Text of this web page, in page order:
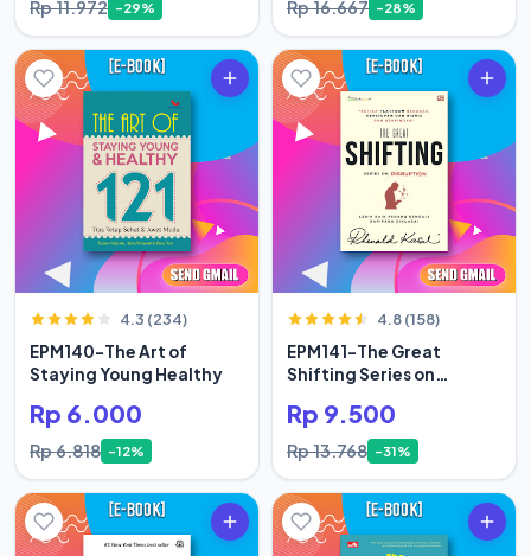
Rp 11.972 -29% Rp 16.667 -28%
4.3 (234)
EPM140-The Art of
Staying Young Healthy
Rp 6.000
Rp 6.818 -12%
4.8 (158)
EPM141-The Great
Shifting Series on
Rp 9.500
Rp 13.768 -31%